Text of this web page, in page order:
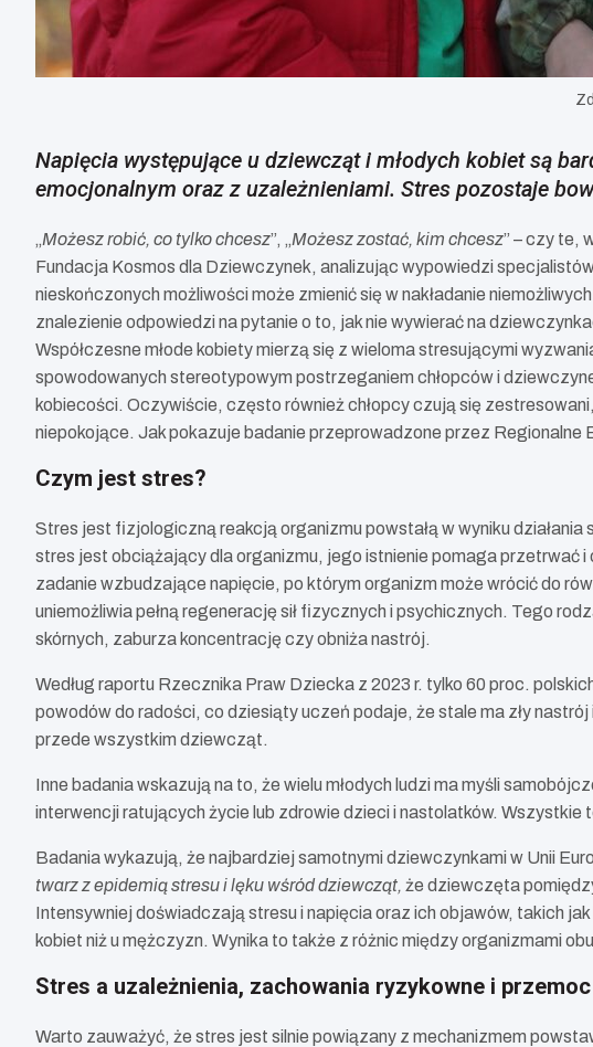
Napięcia występujące u dziewcząt i młodych kobiet są
emocjonalnym oraz z uzależnieniami. Stres pozostaje
„Możesz robić, co tylko chcesz”, „Możesz zostać, kim chcesz” – czy te,
Fundacja Kosmos dla Dziewczynek, analizując wypowiedzi
nieskończonych możliwości może zmienić się w nakładanie
znalezienie odpowiedzi na pytanie o to, jak nie wywierać na
Współczesne młode kobiety mierzą się z wieloma stresującymi
spowodowanych stereotypowym postrzeganiem chłopców i
kobiecości. Oczywiście, często również chłopcy czują się
niepokojące. Jak pokazuje badanie przeprowadzone przez Regionalne
Czym jest stres?
Stres jest fizjologiczną reakcją organizmu powstałą w wyniku
stres jest obciążający dla organizmu, jego istnienie pomaga przetrwać
zadanie wzbudzające napięcie, po którym organizm może wrócić do
uniemożliwia pełną regenerację sił fizycznych i psychicznych. Tego
skórnych, zaburza koncentrację czy obniża nastrój.
Według raportu Rzecznika Praw Dziecka z 2023 r. tylko 60 proc.
powodów do radości, co dziesiąty uczeń podaje, że stale ma zły
przede wszystkim dziewcząt.
Inne badania wskazują na to, że wielu młodych ludzi ma myśli
interwencji ratujących życie lub zdrowie dzieci i nastolatków. Wszystkie
Badania wykazują, że najbardziej samotnymi dziewczynkami w Unii
twarz z epidemią stresu i lęku wśród dziewcząt, że dziewczęta
Intensywniej doświadczają stresu i napięcia oraz ich objawów, takich
kobiet niż u mężczyzn. Wynika to także z różnic między organizmami obu
Stres a uzależnienia, zachowania ryzykowne i przemoc
Warto zauważyć, że stres jest silnie powiązany z mechanizmem